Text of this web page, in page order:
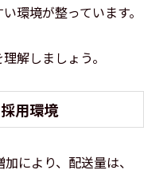
環境が整っています。
解しましょう。
用環境
により、配送量は、